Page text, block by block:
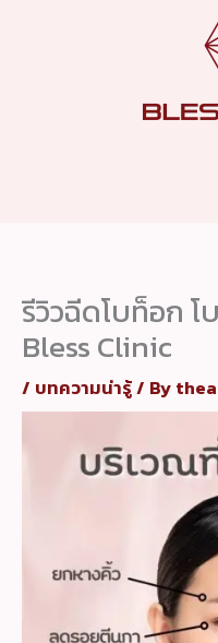
รีวิวฉีดโบท็อก
Bless Clinic
/ บทความน่ารู้/ By